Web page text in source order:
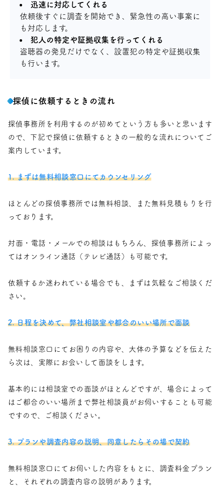
迅速に対応してくれる
依頼後すぐに調査を開始でき、緊急性の高い事案に
も対応します。
犯人の特定や証拠収集を行ってくれる
盗聴器の発見だけでなく、設置犯の特定や証拠収集
も行います。
探偵に依頼するときの流れ
探偵事務所を利用するのが初めてという方も多いと思います
ので、下記で探偵に依頼するときの一般的な流れについてご
案内しています。
1. まずは無料相談窓口にてカウンセリング
ほとんどの探偵事務所では無料相談、また無料見積もりを行
っております。
対面・電話・メールでの相談はもちろん、探偵事務所によっ
てはオンライン通話（テレビ通話）も可能です。
依頼するか迷われている場合でも、まずは気軽なご相談くだ
さい。
2. 日程を決めて、弊社相談室や都合のいい場所で面談
無料相談窓口にてお困りの内容や、大体の予算などを伝えた
ら次は、実際にお会いして面談をします。
基本的には相談室での面談がほとんどですが、場合によって
はご都合のいい場所まで弊社相談員がお伺いすることも可能
ですので、ご相談ください。
3. プランや調査内容の説明、同意したらその場で契約
無料相談窓口にてお伺いした内容をもとに、調査料金プラン
と、それぞれの調査内容の説明があります。